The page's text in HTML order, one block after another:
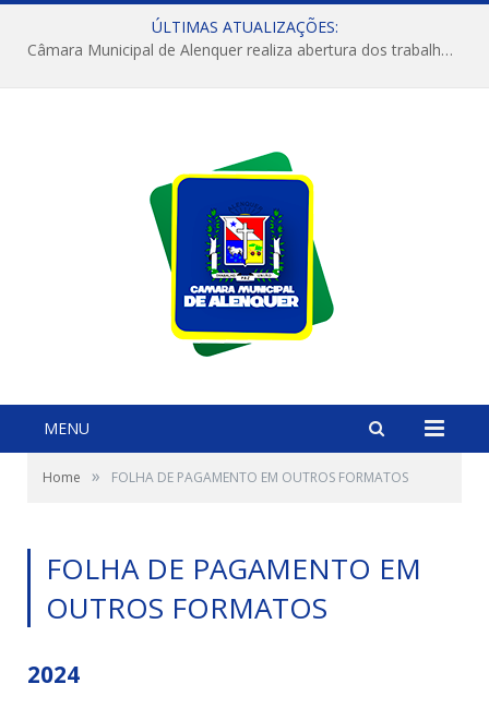
ÚLTIMAS ATUALIZAÇÕES:
Câmara Municipal de Alenquer realiza abertura dos trabalhos do 4º Período Legislativo
MENU
Home » FOLHA DE PAGAMENTO EM OUTROS FORMATOS
FOLHA DE PAGAMENTO EM
OUTROS FORMATOS
2024